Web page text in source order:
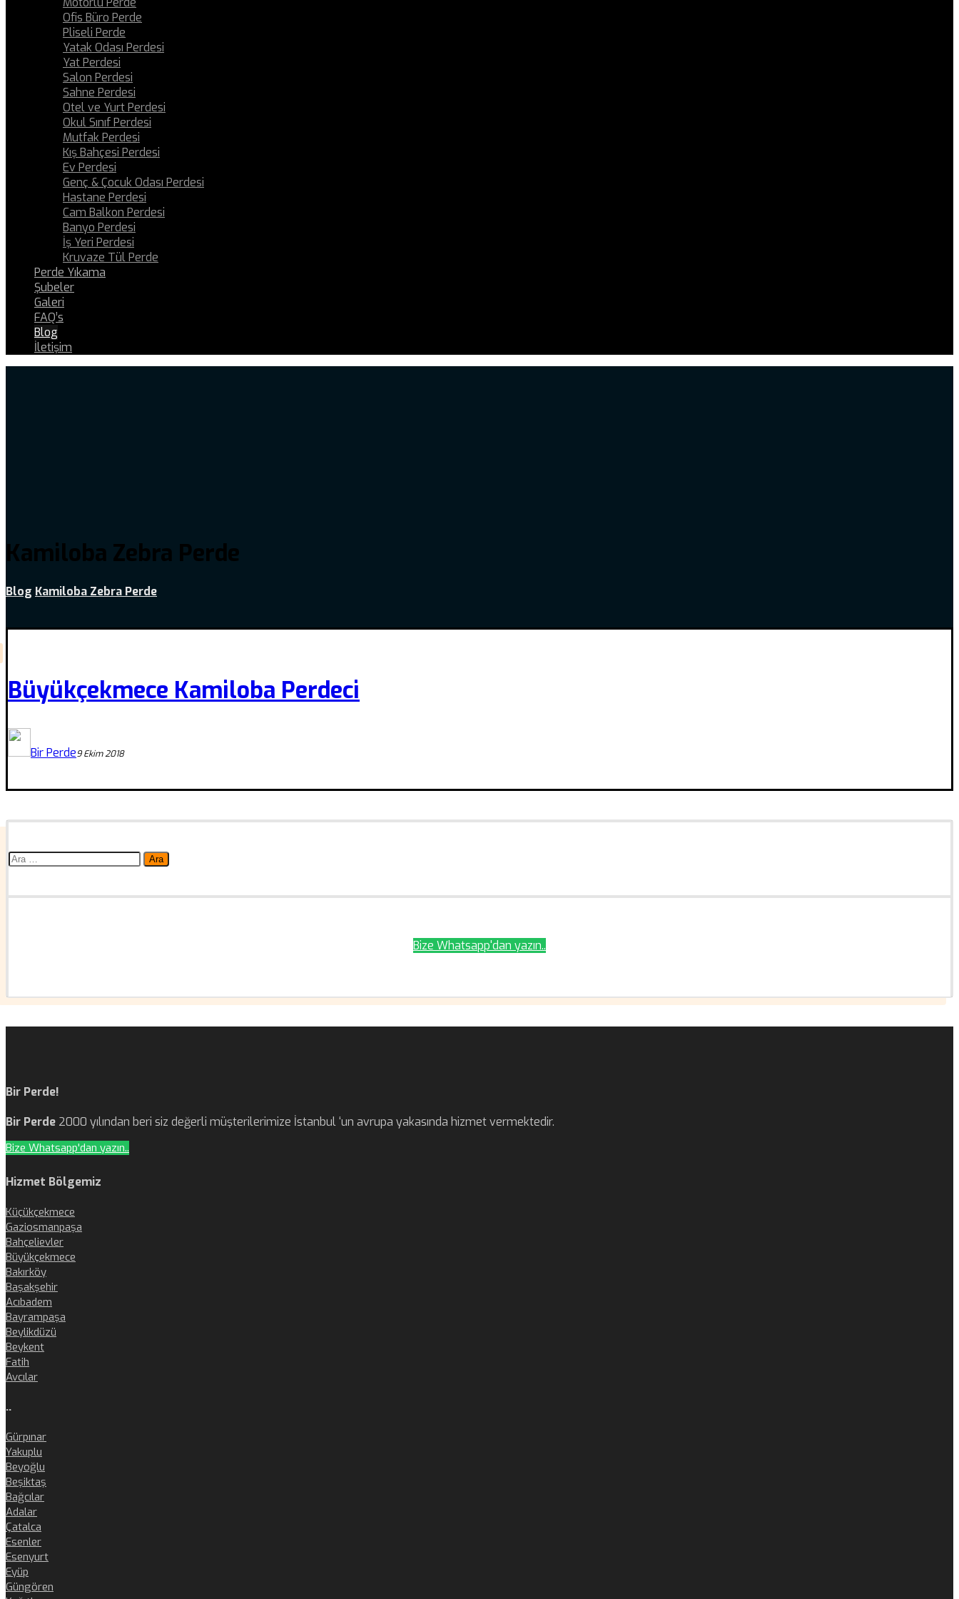
Ofis Büro Perde
Pliseli Perde
Yatak Odası Perdesi
Yat Perdesi
Salon Perdesi
Sahne Perdesi
Otel ve Yurt Perdesi
Okul Sınıf Perdesi
Mutfak Perdesi
Kış Bahçesi Perdesi
Ev Perdesi
Genç & Çocuk Odası Perdesi
Hastane Perdesi
Cam Balkon Perdesi
Banyo Perdesi
İş Yeri Perdesi
Kruvaze Tül Perde
Perde Yıkama
Şubeler
Galeri
FAQ’s
Blog
İletişim
Kamiloba Zebra Perde
Blog Kamiloba Zebra Perde
Büyükçekmece Kamiloba Perdeci
Bir Perde9 Ekim 2018
Arama:
Bize Whatsapp'dan yazın..
Bir Perde!
Bir Perde 2000 yılından beri siz değerli müşterilerimize İstanbul ‘un avrupa yakasında hizmet vermektedir.
Bize Whatsapp'dan yazın..
Hizmet Bölgemiz
Küçükçekmece
Gaziosmanpaşa
Bahçelievler
Büyükçekmece
Bakırköy
Başakşehir
Acıbadem
Bayrampaşa
Beylikdüzü
Beykent
Fatih
Avcılar
..
Gürpınar
Yakuplu
Beyoğlu
Beşiktaş
Bağcılar
Adalar
Çatalca
Esenler
Esenyurt
Eyüp
Güngören